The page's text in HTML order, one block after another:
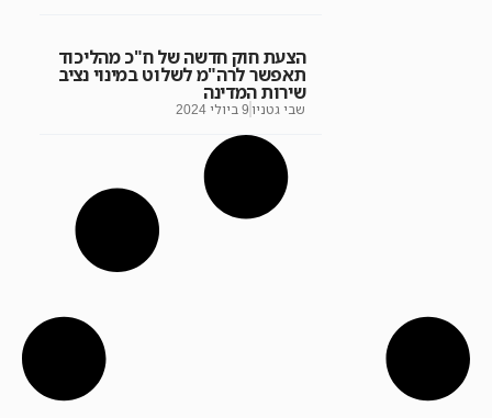
הצעת חוק חדשה של ח"כ מהליכוד
תאפשר לרה"מ לשלוט במינוי נציב
שירות המדינה
שבי גטניו 9 ביולי 2024